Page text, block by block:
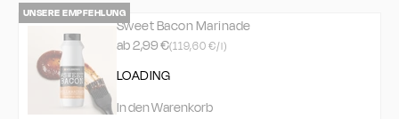
Sweet Bacon Marinade
Angebot
ab 2,99 €(119,60 €/l)
LOADING
In den Warenkorb